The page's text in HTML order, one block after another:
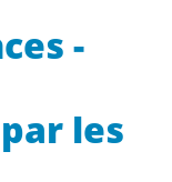
-
les